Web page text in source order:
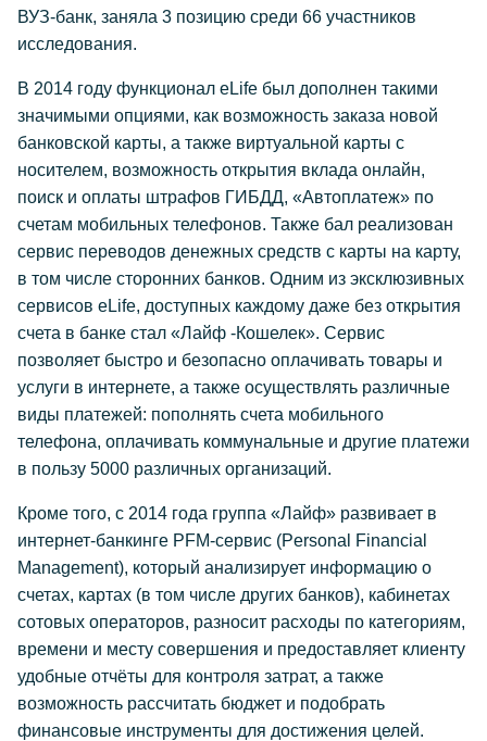
ВУЗ-банк, заняла 3 позицию среди 66 участников
исследования.
В 2014 году функционал eLife был дополнен такими
значимыми опциями, как возможность заказа новой
банковской карты, а также виртуальной карты с
носителем, возможность открытия вклада онлайн,
поиск и оплаты штрафов ГИБДД, «Автоплатеж» по
счетам мобильных телефонов. Также бал реализован
сервис переводов денежных средств с карты на карту,
в том числе сторонних банков. Одним из эксклюзивных
сервисов eLife, доступных каждому даже без открытия
счета в банке стал «Лайф -Кошелек». Сервис
позволяет быстро и безопасно оплачивать товары и
услуги в интернете, а также осуществлять различные
виды платежей: пополнять счета мобильного
телефона, оплачивать коммунальные и другие платежи
в пользу 5000 различных организаций.
Кроме того, с 2014 года группа «Лайф» развивает в
интернет-банкинге PFM-сервис (Personal Financial
Management), который анализирует информацию о
счетах, картах (в том числе других банков), кабинетах
сотовых операторов, разносит расходы по категориям,
времени и месту совершения и предоставляет клиенту
удобные отчёты для контроля затрат, а также
возможность рассчитать бюджет и подобрать
финансовые инструменты для достижения целей.